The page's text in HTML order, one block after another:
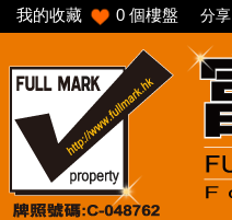
我的收藏 0 個樓盤 分享